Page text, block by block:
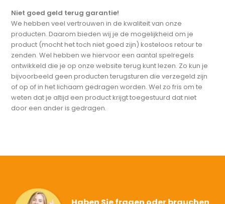
Niet goed geld terug garantie!
We hebben veel vertrouwen in de kwaliteit van onze
producten. Daarom bieden wij je de mogelijkheid om je
product (mocht het toch niet goed zijn) kosteloos retour te
zenden. Wel hebben we hiervoor een aantal spelregels
ontwikkeld die je op onze website terug kunt lezen. Zo kun je
bijvoorbeeld geen producten terugsturen die verzegeld zijn
of op of in het lichaam gedragen worden. Wel zo fris om te
weten dat je altijd een product krijgt toegestuurd dat niet
door een ander is gedragen.